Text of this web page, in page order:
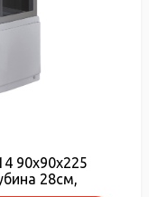
90х90х225
28см,